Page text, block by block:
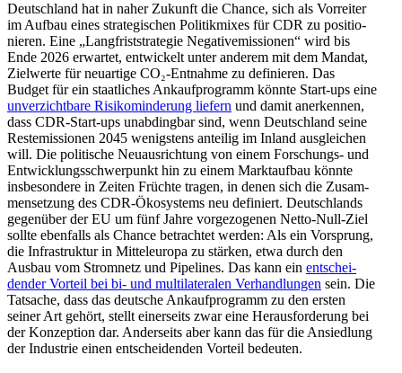
Deutschland hat in naher Zukunft die Chance, sich als Vorreiter
im Aufbau eines strate­gi­schen Politik­mixes für CDR zu positio­
nieren. Eine „Langfrist­stra­tegie Negative­mis­sionen“ wird bis
Ende 2026 erwartet, entwi­ckelt unter anderem mit dem Mandat,
Zielwerte für neuartige CO₂-Entnahme zu definieren. Das
Budget für ein staat­liches Ankauf­pro­gramm könnte Start-ups eine
unver­zichtbare Risiko­min­derung liefern und damit anerkennen,
dass CDR-Start-ups unabdingbar sind, wenn Deutschland seine
Restemis­sionen 2045 wenigstens anteilig im Inland ausgleichen
will. Die politische Neuaus­richtung von einem Forschungs- und
Entwick­lungs­schwer­punkt hin zu einem Markt­aufbau könnte
insbe­sondere in Zeiten Früchte tragen, in denen sich die Zusam­
men­setzung des CDR-Ökosystems neu definiert. Deutsch­lands
gegenüber der EU um fünf Jahre vorge­zo­genen Netto-Null-Ziel
sollte ebenfalls als Chance betrachtet werden: Als ein Vorsprung,
die Infra­struktur in Mittel­europa zu stärken, etwa durch den
Ausbau vom Stromnetz und Pipelines. Das kann ein entschei­
dender Vorteil bei bi- und multi­la­te­ralen Verhand­lungen sein. Die
Tatsache, dass das deutsche Ankauf­pro­gramm zu den ersten
seiner Art gehört, stellt einer­seits zwar eine Heraus­for­derung bei
der Konzeption dar. Ander­seits aber kann das für die Ansiedlung
der Industrie einen entschei­denden Vorteil bedeuten.